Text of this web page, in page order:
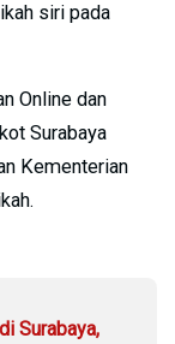
siri pada
Online dan
Surabaya
Kementerian
Surabaya,